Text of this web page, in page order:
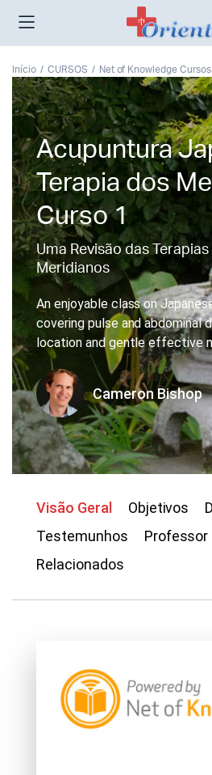
Início CURSOS Net of Knowledge Cursos
Acupuntura
Terapia dos
Curso 1
Uma Revisão das
Meridianos
An enjoyable class on
covering pulse and abdominal
location and gentle effective
Cameron Bishop
Visão Geral Objetivos
Testemunhos
Professor
Relacionados